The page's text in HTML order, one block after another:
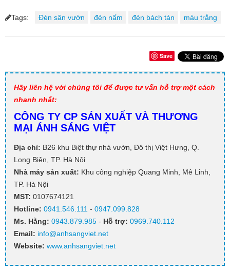
Tags: Đèn sân vườn đèn nấm đèn bách tán màu trắng
Save
Hãy liên hệ với chúng tôi để được tư vấn hỗ trợ một cách
nhanh nhất:
CÔNG TY CP SẢN XUẤT VÀ THƯƠNG
MẠI ÁNH SÁNG VIỆT
Địa chỉ: B26 khu Biệt thự nhà vườn, Đô thị Việt Hưng, Q.
Long Biên, TP. Hà Nội
Nhà máy sản xuất: Khu công nghiệp Quang Minh, Mê Linh,
TP. Hà Nội
MST: 0107674121
Hotline: 0941.546.111 - 0947.099.828​
Ms. Hằng: 0943.879.985 - Hỗ trợ: 0969.740.112
Email: info@anhsangviet.net
Website: www.anhsangviet.net